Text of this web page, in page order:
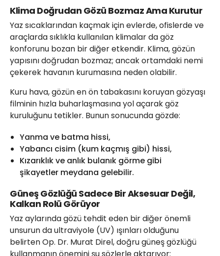
Klima Doğrudan Gözü Bozmaz Ama Kurutur
Yaz sıcaklarından kaçmak için evlerde, ofislerde ve
araçlarda sıklıkla kullanılan klimalar da göz
konforunu bozan bir diğer etkendir. Klima, gözün
yapısını doğrudan bozmaz; ancak ortamdaki nemi
çekerek havanın kurumasına neden olabilir.
Kuru hava, gözün en ön tabakasını koruyan gözyaşı
filminin hızla buharlaşmasına yol açarak göz
kuruluğunu tetikler. Bunun sonucunda gözde:
Yanma ve batma hissi,
Yabancı cisim (kum kaçmış gibi) hissi,
Kızarıklık ve anlık bulanık görme gibi
şikayetler meydana gelebilir.
Güneş Gözlüğü Sadece Bir Aksesuar Değil,
Kalkan Rolü Görüyor
Yaz aylarında gözü tehdit eden bir diğer önemli
unsurun da ultraviyole (UV) ışınları olduğunu
belirten Op. Dr. Murat Direl, doğru güneş gözlüğü